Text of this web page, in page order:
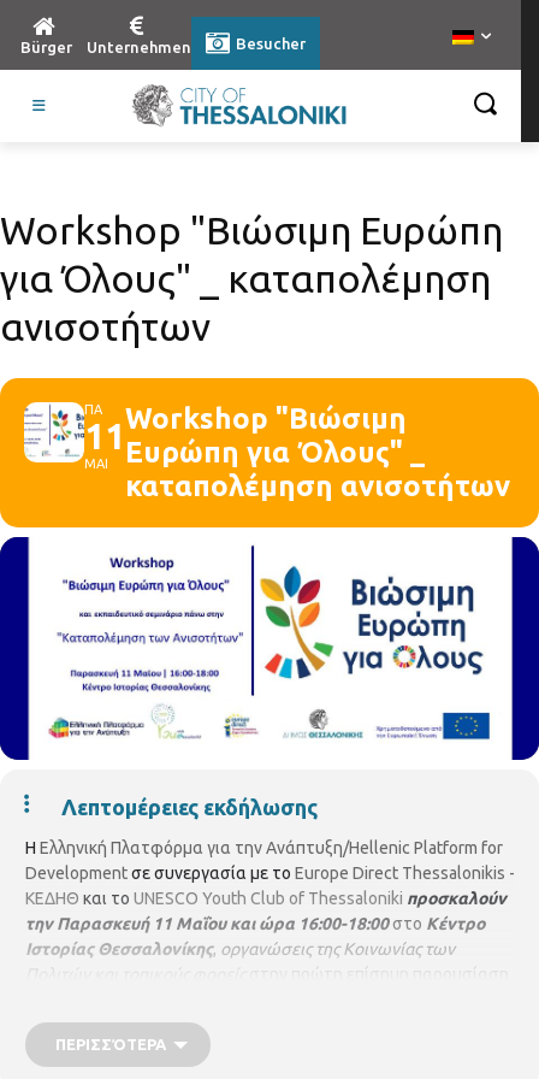
Bürger Unternehmen Besucher
Workshop "Βιώσιμη Ευρώπη
για Όλους" _ καταπολέμηση
ανισοτήτων
ΠΑ
11
ΜΑΙ
Workshop "Βιώσιμη
Ευρώπη για Όλους" _
καταπολέμηση ανισοτήτων
Λεπτομέρειες εκδήλωσης
Η Ελληνική Πλατφόρμα για την Ανάπτυξη/Hellenic Platform for
Developmentσε συνεργασία με το Europe Direct Thessalonikis -
ΚΕΔΗΘ και το UNESCO Youth Club of Thessaloniki προσκαλούν
την Παρασκευή 11 Μαΐου και ώρα 16:00-18:00στο Κέντρο
Ιστορίας Θεσσαλονίκης, οργανώσεις της Κοινωνίας των
εκδήλωσης είναι η δημιουργία μιας συμμαχίας όλων όσων
δρουν γύρω από τους Στόχους της Βιώσιμης Ανάπτυξης και η
ΠΕΡΙΣΣΌΤΕΡΑ